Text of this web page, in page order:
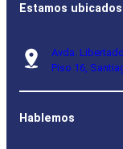
Estamos
Avda.
Piso 16,
Hablemos